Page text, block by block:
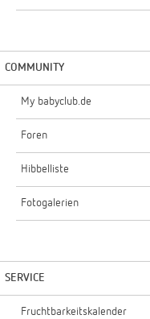
COMMUNITY
My babyclub.de
Foren
Hibbelliste
Fotogalerien
SERVICE
Fruchtbarkeitskalender